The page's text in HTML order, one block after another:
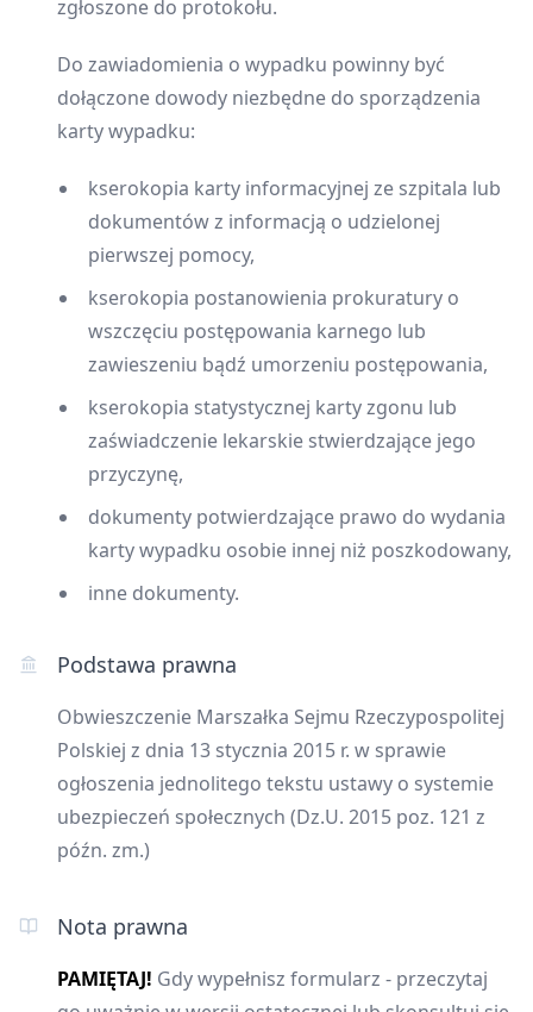
zgłoszone do protokołu.
Do zawiadomienia o wypadku powinny być
dołączone dowody niezbędne do sporządzenia
karty wypadku:
kserokopia karty informacyjnej ze szpitala lub
dokumentów z informacją o udzielonej
pierwszej pomocy,
kserokopia postanowienia prokuratury o
wszczęciu postępowania karnego lub
zawieszeniu bądź umorzeniu postępowania,
kserokopia statystycznej karty zgonu lub
zaświadczenie lekarskie stwierdzające jego
przyczynę,
dokumenty potwierdzające prawo do wydania
karty wypadku osobie innej niż poszkodowany,
inne dokumenty.
Podstawa prawna
Obwieszczenie Marszałka Sejmu Rzeczypospolitej
Polskiej z dnia 13 stycznia 2015 r. w sprawie
ogłoszenia jednolitego tekstu ustawy o systemie
ubezpieczeń społecznych (Dz.U. 2015 poz. 121 z
późn. zm.)
Nota prawna
PAMIĘTAJ! Gdy wypełnisz formularz - przeczytaj